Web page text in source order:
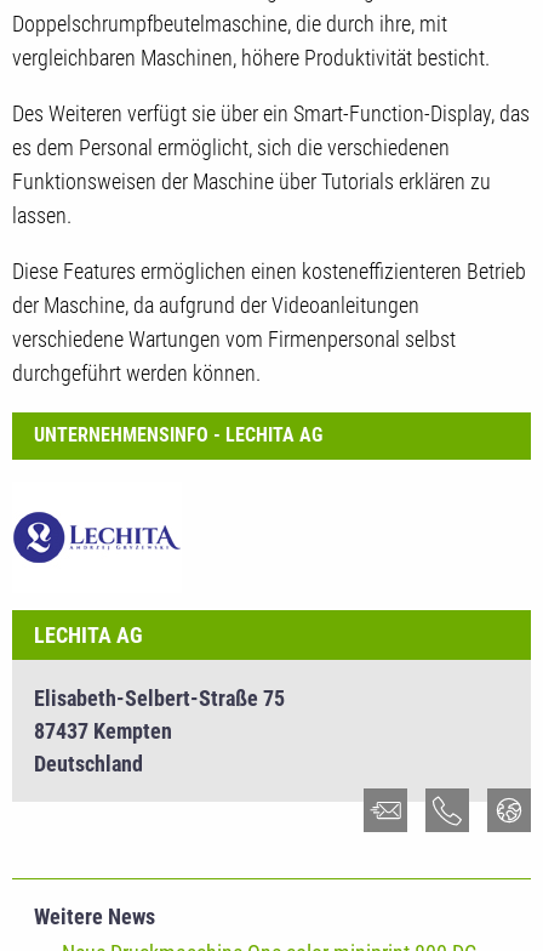
Doppelschrumpfbeutelmaschine, die durch ihre, mit
vergleichbaren Maschinen, höhere Produktivität besticht.
Des Weiteren verfügt sie über ein Smart-Function-Display, das
es dem Personal ermöglicht, sich die verschiedenen
Funktionsweisen der Maschine über Tutorials erklären zu
lassen.
Diese Features ermöglichen einen kosteneffizienteren Betrieb
der Maschine, da aufgrund der Videoanleitungen
verschiedene Wartungen vom Firmenpersonal selbst
durchgeführt werden können.
UNTERNEHMENSINFO - LECHITA AG
LECHITA AG
Elisabeth-Selbert-Straße 75
87437 Kempten
Deutschland
Weitere News